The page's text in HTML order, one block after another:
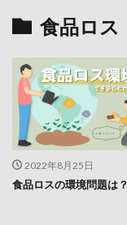
食品ロス
2022年8月25日
食品ロスの環境問題は？